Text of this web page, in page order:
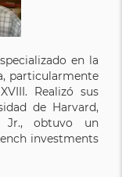
en la
particularmente
Realizó sus
de Harvard,
Jr., obtuvo un
investments